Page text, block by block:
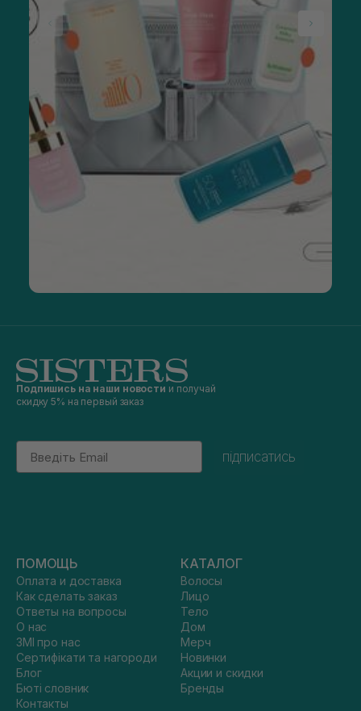
Подпишись на наши новости и получай
скидку 5% на первый заказ
Email
підписатись
ПОМОЩЬ
Оплата и доставка
Как сделать заказ
Ответы на вопросы
О нас
ЗМІ про нас
Сертифікати та нагороди
Блог
Бюті словник
Контакты
КАТАЛОГ
Волосы
Лицо
Тело
Дом
Мерч
Новинки
Акции и скидки
Бренды